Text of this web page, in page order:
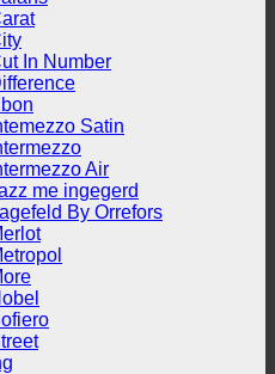
In Number
Satin
Air
me ingegerd
By Orrefors